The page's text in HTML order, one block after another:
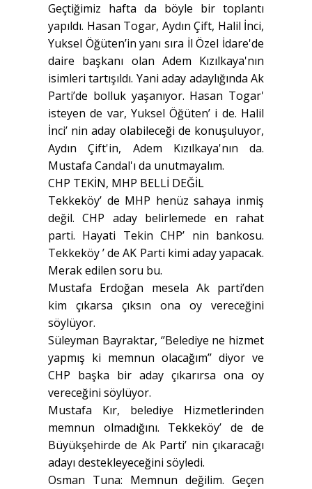
Geçtiğimiz hafta da böyle bir toplantı
yapıldı. Hasan Togar, Aydın Çift, Halil İnci,
Yuksel Öğüten’in yanı sıra İl Özel İdare'de
daire başkanı olan Adem Kızılkaya'nın
isimleri tartışıldı. Yani aday adaylığında Ak
Parti’de bolluk yaşanıyor. Hasan Togar'
isteyen de var, Yuksel Öğüten’ i de. Halil
İnci’ nin aday olabileceği de konuşuluyor,
Aydın Çift'in, Adem Kızılkaya'nın da.
Mustafa Candal'ı da unutmayalım.
CHP TEKİN, MHP BELLİ DEĞİL
Tekkeköy’ de MHP henüz sahaya inmiş
değil. CHP aday belirlemede en rahat
parti. Hayati Tekin CHP’ nin bankosu.
Tekkeköy ’ de AK Parti kimi aday yapacak.
Merak edilen soru bu.
Mustafa Erdoğan mesela Ak parti’den
kim çıkarsa çıksın ona oy vereceğini
söylüyor.
Süleyman Bayraktar, ‘’Belediye ne hizmet
yapmış ki memnun olacağım’’ diyor ve
CHP başka bir aday çıkarırsa ona oy
vereceğini söylüyor.
Mustafa Kır, belediye Hizmetlerinden
memnun olmadığını. Tekkeköy’ de de
Büyükşehirde de Ak Parti’ nin çıkaracağı
adayı destekleyeceğini söyledi.
Osman Tuna: Memnun değilim. Geçen